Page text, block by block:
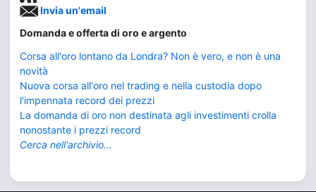
Invia un'email
Domanda e offerta di oro e argento
Corsa all'oro lontano da Londra? Non è vero, e non è una
novità
Nuova corsa all'oro nel trading e nella custodia dopo
l'impennata record dei prezzi
La domanda di oro non destinata agli investimenti crolla
nonostante i prezzi record
Cerca nell'archivio...